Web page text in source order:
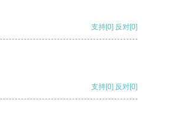
支持[0] 反对[0]
支持[0] 反对[0]